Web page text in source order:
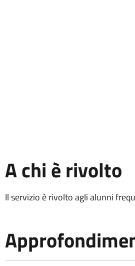
A chi è rivolto
Il servizio è rivolto agli alunni